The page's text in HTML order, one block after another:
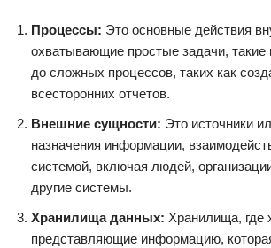
Процессы: Это основные действия
охватывающие простые задачи, такие
до сложных процессов, таких как
всесторонних отчетов.
Внешние сущности: Это источники
назначения информации,
системой, включая людей,
другие системы.
Хранилища данных: Хранилища, где
представляющие информацию,